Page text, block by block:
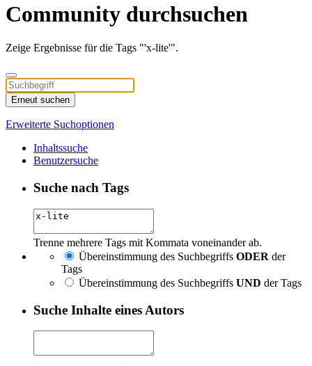
Community durchsuchen
Zeige Ergebnisse für die Tags "'x-lite'".
Erneut suchen
Erweiterte Suchoptionen
Inhaltssuche
Benutzersuche
Suche nach Tags
Trenne mehrere Tags mit Kommata voneinander ab.
Übereinstimmung des Suchbegriffs ODER der
Tags
Übereinstimmung des Suchbegriffs UND der Tags
Suche Inhalte eines Autors